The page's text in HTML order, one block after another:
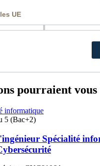
UE
pourraient vous
informatique
5 (Bac+2)
Spécialité